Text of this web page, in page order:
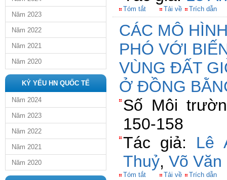
Năm 2023
Năm 2022
Năm 2021
Năm 2020
KỶ YẾU HN QUỐC TẾ
Năm 2024
Năm 2023
Năm 2022
Năm 2021
Năm 2020
Tóm tắt Tải về Trích dẫn
CÁC MÔ
PHÓ VỚI
VÙNG ĐẤT
Ở ĐỒNG
Số Môi
150-158
Tác giả: Lê
Thuỷ, Võ Văn
Tóm tắt Tải về Trích dẫn